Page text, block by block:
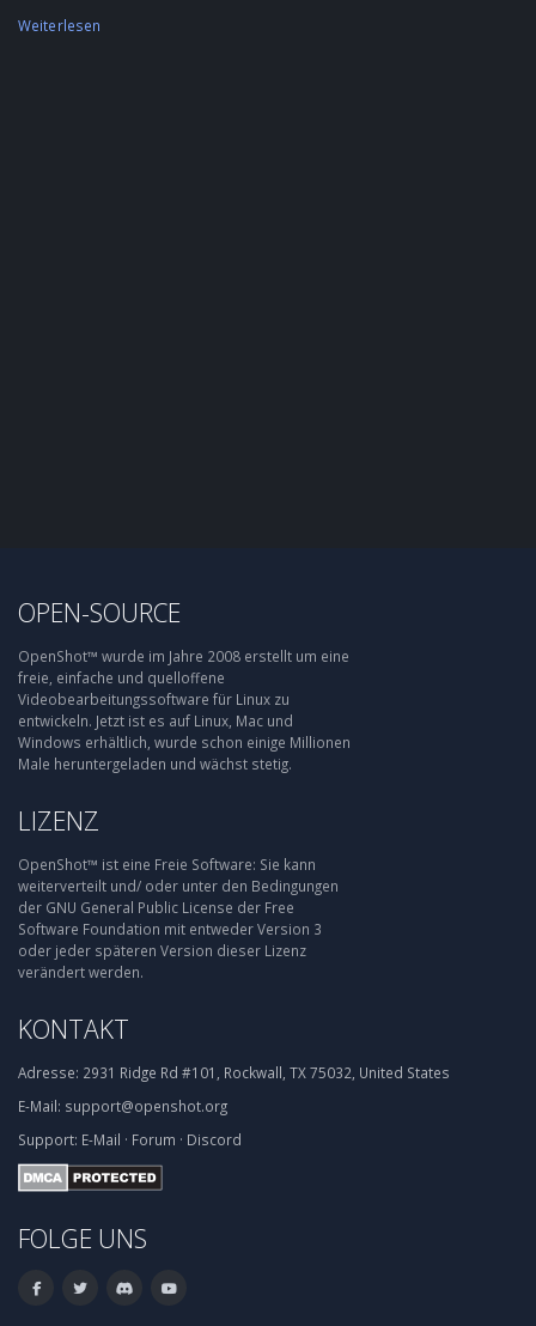
Weiterlesen
OPEN-SOURCE
OpenShot™ wurde im Jahre 2008 erstellt um eine
freie, einfache und quelloffene
Videobearbeitungssoftware für Linux zu
entwickeln. Jetzt ist es auf Linux, Mac und
Windows erhältlich, wurde schon einige Millionen
Male heruntergeladen und wächst stetig.
LIZENZ
OpenShot™ ist eine Freie Software: Sie kann
weiterverteilt und/ oder unter den Bedingungen
der GNU General Public License der Free
Software Foundation mit entweder Version 3
oder jeder späteren Version dieser Lizenz
verändert werden.
KONTAKT
Adresse: 2931 Ridge Rd #101, Rockwall, TX 75032, United States
E-Mail: support@openshot.org
Support: E-Mail · Forum · Discord
FOLGE UNS